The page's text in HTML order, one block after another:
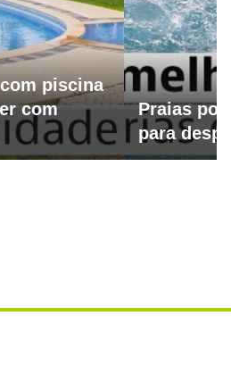
piscina
com
Praias
para